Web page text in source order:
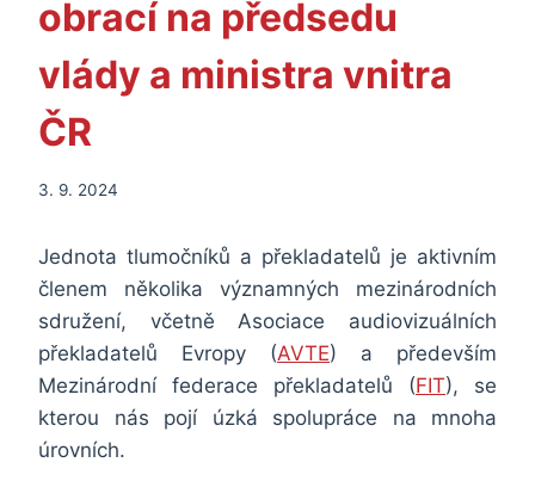
obrací na předsedu
vlády a ministra vnitra
ČR
3. 9. 2024
Jednota tlumočníků a překladatelů je aktivním
členem několika významných mezinárodních
sdružení, včetně Asociace audiovizuálních
překladatelů Evropy (AVTE) a především
Mezinárodní federace překladatelů (FIT), se
kterou nás pojí úzká spolupráce na mnoha
úrovních.